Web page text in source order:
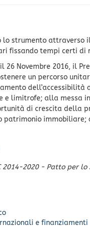
lo strumento
fissando tempi certi di
26 Novembre 2016, il
un percorso
e limitrofe; alla messa
di crescita della
patrimonio
2014-2020 - Patto per
e finanziamenti